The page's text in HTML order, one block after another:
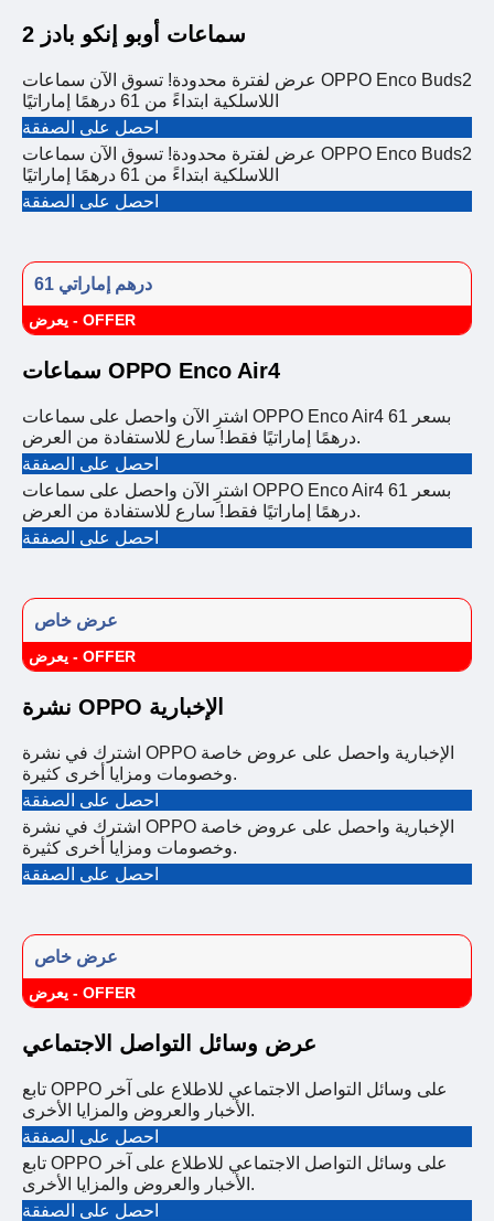
سماعات أوبو إنكو بادز 2
عرض لفترة محدودة! تسوق الآن سماعات OPPO Enco Buds2
اللاسلكية ابتداءً من 61 درهمًا إماراتيًا
احصل على الصفقة
عرض لفترة محدودة! تسوق الآن سماعات OPPO Enco Buds2
اللاسلكية ابتداءً من 61 درهمًا إماراتيًا
احصل على الصفقة
61 درهم إماراتي
يعرض - OFFER
سماعات OPPO Enco Air4
اشترِ الآن واحصل على سماعات OPPO Enco Air4 بسعر 61
درهمًا إماراتيًا فقط! سارع للاستفادة من العرض.
احصل على الصفقة
اشترِ الآن واحصل على سماعات OPPO Enco Air4 بسعر 61
درهمًا إماراتيًا فقط! سارع للاستفادة من العرض.
احصل على الصفقة
عرض خاص
يعرض - OFFER
نشرة OPPO الإخبارية
اشترك في نشرة OPPO الإخبارية واحصل على عروض خاصة
وخصومات ومزايا أخرى كثيرة.
احصل على الصفقة
اشترك في نشرة OPPO الإخبارية واحصل على عروض خاصة
وخصومات ومزايا أخرى كثيرة.
احصل على الصفقة
عرض خاص
يعرض - OFFER
عرض وسائل التواصل الاجتماعي
تابع OPPO على وسائل التواصل الاجتماعي للاطلاع على آخر
الأخبار والعروض والمزايا الأخرى.
احصل على الصفقة
تابع OPPO على وسائل التواصل الاجتماعي للاطلاع على آخر
الأخبار والعروض والمزايا الأخرى.
احصل على الصفقة